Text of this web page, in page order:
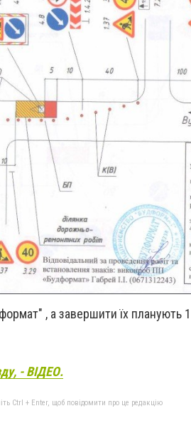
, а завершити їх планують
- ВІДЕО.
Ctrl + Enter, щоб повідомити про це редакцію